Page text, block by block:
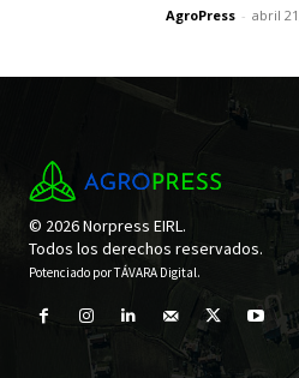
AgroPress - abril
© 2026 Norpress EIRL.
Todos los derechos reservados.
Potenciado porTÁVARA Digital.